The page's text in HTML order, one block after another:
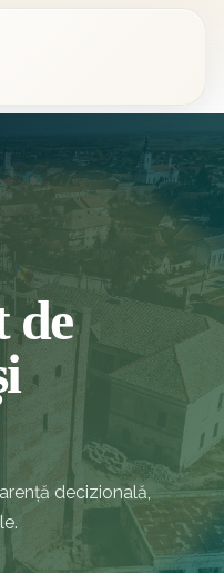
de
decizională,